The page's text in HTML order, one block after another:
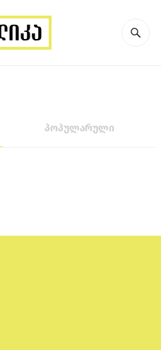
პოპულარული